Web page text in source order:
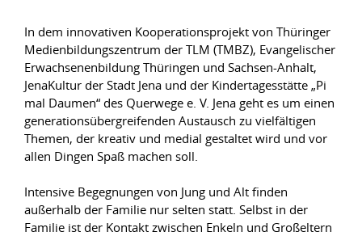
In dem innovativen Kooperationsprojekt von Thüringer
Medienbildungszentrum der TLM (TMBZ), Evangelischer
Erwachsenenbildung Thüringen und Sachsen-Anhalt,
JenaKultur der Stadt Jena und der Kindertagesstätte „Pi
mal Daumen“ des Querwege e. V. Jena geht es um einen
generationsübergreifenden Austausch zu vielfältigen
Themen, der kreativ und medial gestaltet wird und vor
allen Dingen Spaß machen soll.
Intensive Begegnungen von Jung und Alt finden
außerhalb der Familie nur selten statt. Selbst in der
Familie ist der Kontakt zwischen Enkeln und Großeltern